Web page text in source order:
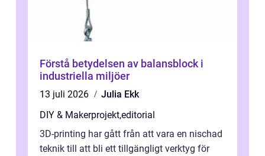
Förstå betydelsen av balansblock i
industriella miljöer
13 juli 2026
Julia Ekk
DIY & Makerprojekt,editorial
3D-printing har gått från att vara en nischad
teknik till att bli ett tillgängligt verktyg för